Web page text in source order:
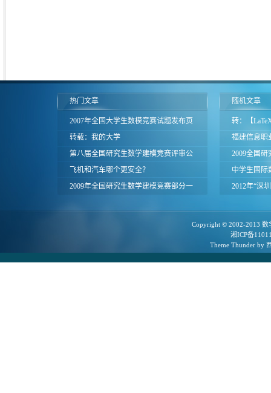
热门文章
2007年全国大学生数模竞赛试题发布页
面
转载：我的大学
第八届全国研究生数学建模竞赛评审公
告
飞机和汽车哪个更安全？
2009年全国研究生数学建模竞赛部分一
随机文章
转：【
赛论文模板
福建信息职
模比赛题目
2009全国
中学生国际
近期活动
2012年“深
Copyright © 2002-2013 数
湘ICP备
Theme Thunderby